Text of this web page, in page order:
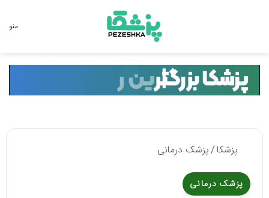
منو
پزشکا/پزشک درمانی
پزشک درمانی